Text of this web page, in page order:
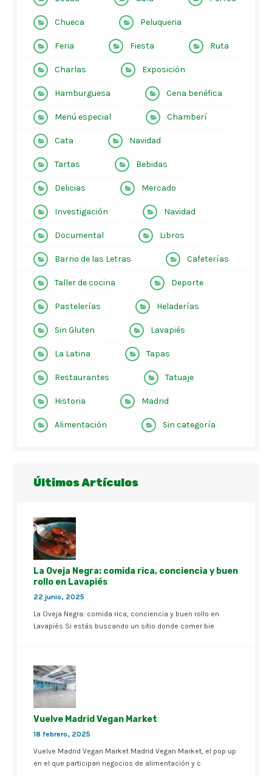
Chueca Peluqueria
Feria Fiesta Ruta
Charlas Exposición
Hamburguesa Cena benéfica
Menú especial Chamberí
Cata Navidad
Tartas Bebidas
Delicias Mercado
Investigación Navidad
Documental Libros
Barrio de las Letras Cafeterías
Taller de cocina Deporte
Pastelerías Heladerías
Sin Gluten Lavapiés
La Latina Tapas
Restaurantes Tatuaje
Historia Madrid
Alimentación Sin categoría
Últimos Artículos
La Oveja Negra: comida rica, conciencia y buen
rollo en Lavapiés
22 junio, 2025
La Oveja Negra: comida rica, conciencia y buen rollo en
Lavapiés Si estás buscando un sitio donde comer bie
Vuelve Madrid Vegan Market
18 febrero, 2025
Vuelve Madrid Vegan Market Madrid Vegan Market, el pop up
en el que participan negocios de alimentación y c